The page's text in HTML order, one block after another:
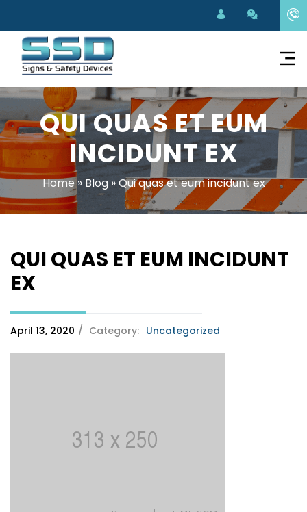
QUI QUAS ET EUM
INCIDUNT EX
Home» Blog»Qui quas et eum incidunt ex
QUI QUAS ET EUM INCIDUNT
EX
April 13, 2020 / Category: Uncategorized